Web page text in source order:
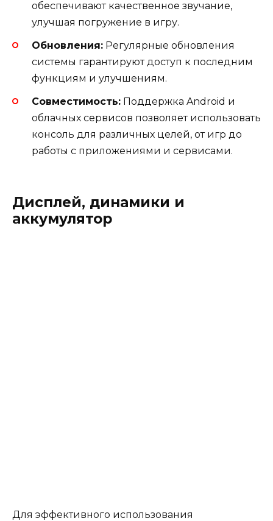
обеспечивают качественное звучание,
улучшая погружение в игру.
Обновления: Регулярные обновления
системы гарантируют доступ к последним
функциям и улучшениям.
Совместимость: Поддержка Android и
облачных сервисов позволяет использовать
консоль для различных целей, от игр до
работы с приложениями и сервисами.
Дисплей, динамики и
аккумулятор
Для эффективного использования